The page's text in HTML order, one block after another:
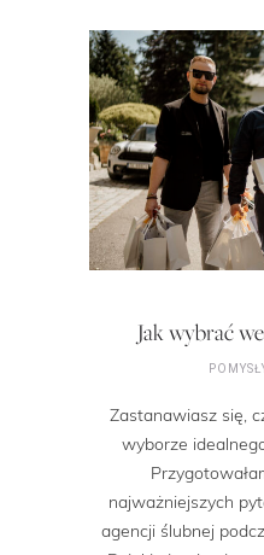
Jak wybrać
Zastanawiasz się,
wyborze
najważniejszych
agencji ślubnej